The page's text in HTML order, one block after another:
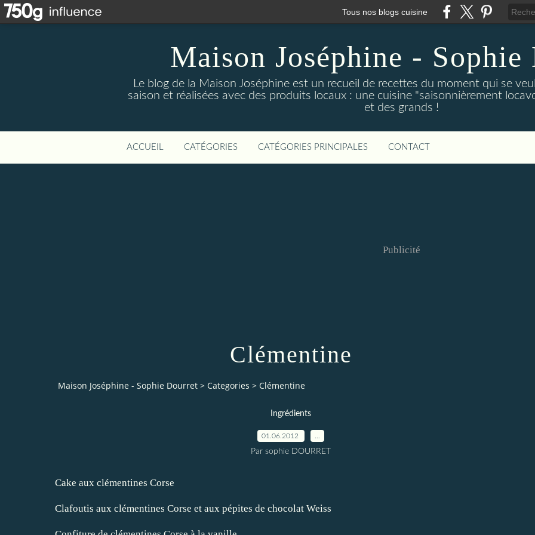
Tous nos blogs cuisine
Maison Joséphine - Sophie
Le blog de la Maison Joséphine est un recueil de recettes du moment qui se
saison et réalisées avec des produits locaux : une cuisine "saisonnièrement
et des grands !
ACCUEIL CATÉGORIES CATÉGORIES PRINCIPALES CONTACT
Publicité
Clémentine
Maison Joséphine - Sophie Dourret > Categories > Clémentine
Ingrédients
01.06.2012
Par sophie DOURRET
Cake aux clémentines Corse
Clafoutis aux clémentines Corse et aux pépites de chocolat Weiss